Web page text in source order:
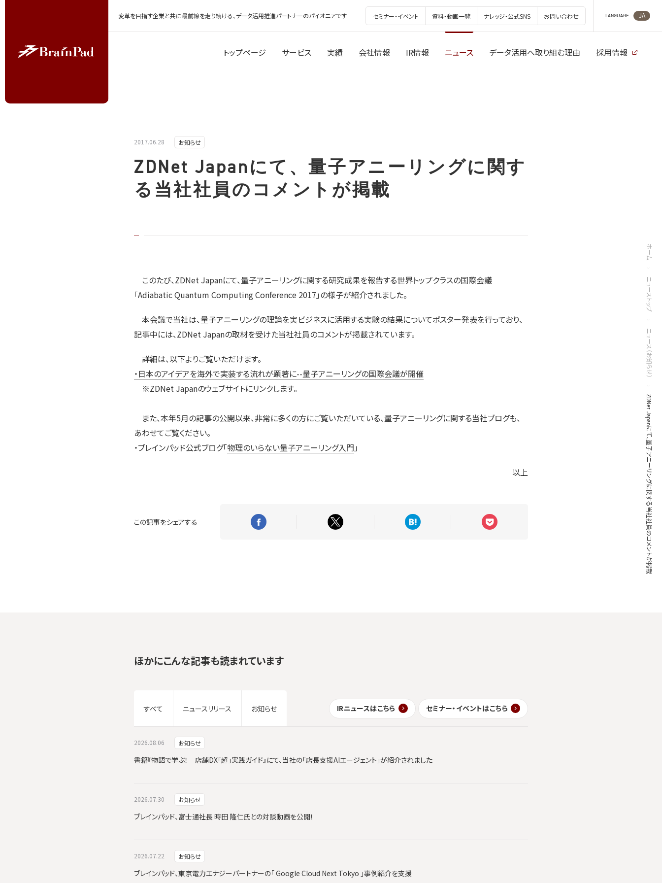
変革を目指す企業と共に最前線を走り続ける、データ活用推進パートナーのパイオニアです セミナー・イベント 資料・動画一覧 ナレッジ・公式SNS お問い合わせ LANGUAGE JA
トップページ サービス 実績 会社情報 IR情報 ニュース データ活用へ取り組む理由 採用情報
2017.06.28 お知らせ
ZDNet Japanにて、量子アニーリングに関す
る当社社員のコメントが掲載
ホーム
ニューストップ
ニュース（お知らせ）
ZDNet Japanにて、量子アニーリングに関する当社社員のコメントが掲載
このたび、ZDNet Japanにて、量子アニーリングに関する研究成果を報告する世界トップクラスの国際会議
「Adiabatic Quantum Computing Conference 2017」の様子が紹介されました。
本会議で当社は、量子アニーリングの理論を実ビジネスに活用する実験の結果についてポスター発表を行っており、
記事中には、ZDNet Japanの取材を受けた当社社員のコメントが掲載されています。
詳細は、以下よりご覧いただけます。
・日本のアイデアを海外で実装する流れが顕著に--量子アニーリングの国際会議が開催
※ZDNet Japanのウェブサイトにリンクします。
また、本年5月の記事の公開以来、非常に多くの方にご覧いただいている、量子アニーリングに関する当社ブログも、
あわせてご覧ください。
・ブレインパッド公式ブログ「物理のいらない量子アニーリング入門 」
以上
この記事をシェアする
ほかにこんな記事も読まれています
すべて ニュースリリース お知らせ IRニュースはこちら セミナー・イベントはこちら
2026.08.06 お知らせ
書籍『物語で学ぶ！ 店舗DX「超」実践ガイド』にて、当社の「店長支援AIエージェント」が紹介されました
2026.07.30 お知らせ
ブレインパッド、富士通社長 時田 隆仁氏との対談動画を公開！
2026.07.22 お知らせ
ブレインパッド、東京電力エナジーパートナーの「 Google Cloud Next Tokyo 」事例紹介を支援